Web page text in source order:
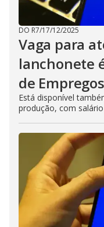
DO R7/17/12/2025
Vaga para
lanchonete
de
Está disponível
produção, com